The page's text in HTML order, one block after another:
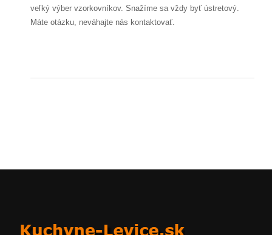
veľký výber vzorkovníkov. Snažíme sa vždy byť ústretový.
Máte otázku, neváhajte nás kontaktovať.